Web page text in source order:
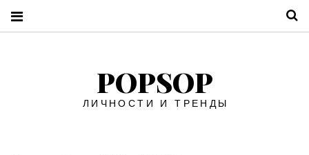
POPSOP
ЛИЧНОСТИ И ТРЕНДЫ